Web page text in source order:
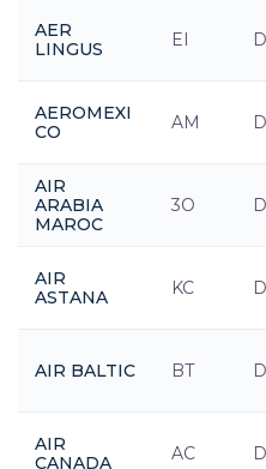
AER
LINGUS
EI
AEROMEXI
CO
AM
AIR
ARABIA
MAROC
3O
AIR
ASTANA
KC
AIR BALTIC BT
AIR
CANADA
AC